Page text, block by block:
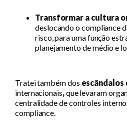
Transformar a cultura
deslocando o compliance
risco, para uma função
planejamento de médio e
Tratei também dos
internacionais,que levaram
centralidade de controles
compliance.